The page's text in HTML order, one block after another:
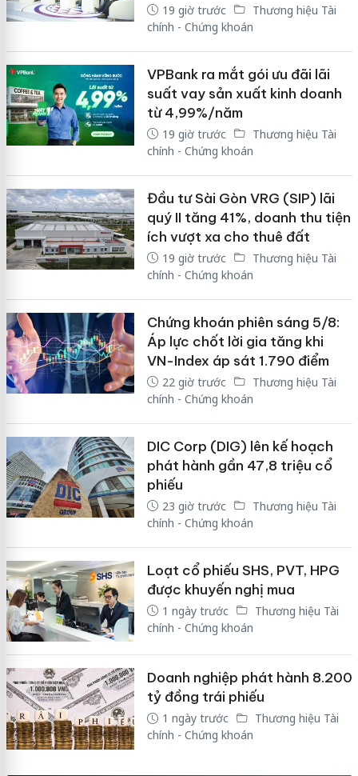
19 giờ trước
Thương hiệu Tài
chính - Chứng khoán
VPBank ra mắt gói ưu đãi lãi
suất vay sản xuất kinh doanh
từ 4,99%/năm
19 giờ trước
Thương hiệu Tài
chính - Chứng khoán
Đầu tư Sài Gòn VRG (SIP) lãi
quý II tăng 41%, doanh thu tiện
ích vượt xa cho thuê đất
19 giờ trước
Thương hiệu Tài
chính - Chứng khoán
Chứng khoán phiên sáng 5/8:
Áp lực chốt lời gia tăng khi
VN-Index áp sát 1.790 điểm
22 giờ trước
Thương hiệu Tài
chính - Chứng khoán
DIC Corp (DIG) lên kế hoạch
phát hành gần 47,8 triệu cổ
phiếu
23 giờ trước
Thương hiệu Tài
chính - Chứng khoán
Loạt cổ phiếu SHS, PVT, HPG
được khuyến nghị mua
1 ngày trước
Thương hiệu Tài
chính - Chứng khoán
Doanh nghiệp phát hành 8.200
tỷ đồng trái phiếu
1 ngày trước
Thương hiệu Tài
chính - Chứng khoán